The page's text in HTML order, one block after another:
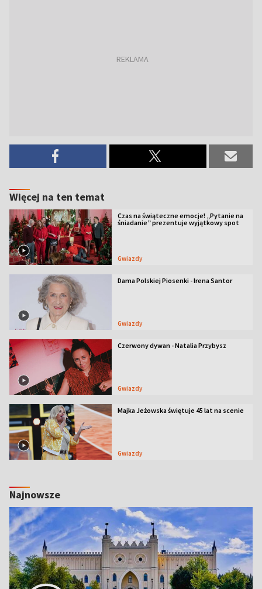
Więcej na ten temat
Czas na świąteczne emocje! „Pytanie na
śniadanie” prezentuje wyjątkowy spot
Gwiazdy
Dama Polskiej Piosenki - Irena Santor
Gwiazdy
Czerwony dywan - Natalia Przybysz
Gwiazdy
Majka Jeżowska świętuje 45 lat na scenie
Gwiazdy
Najnowsze